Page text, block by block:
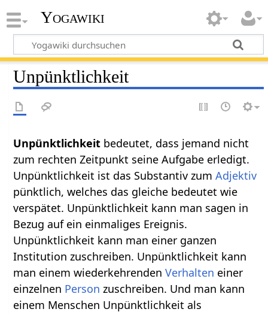
Yogawiki
Unpünktlichkeit
Unpünktlichkeit bedeutet, dass jemand nicht
zum rechten Zeitpunkt seine Aufgabe erledigt.
Unpünktlichkeit ist das Substantiv zumAdjektiv
pünktlich, welches das gleiche bedeutet wie
verspätet. Unpünktlichkeit kann man sagen in
Bezug auf ein einmaliges Ereignis.
Unpünktlichkeit kann man einer ganzen
Institution zuschreiben. Unpünktlichkeit kann
man einem wiederkehrendenVerhalten einer
einzelnen Person zuschreiben. Und man kann
einem Menschen Unpünktlichkeit als